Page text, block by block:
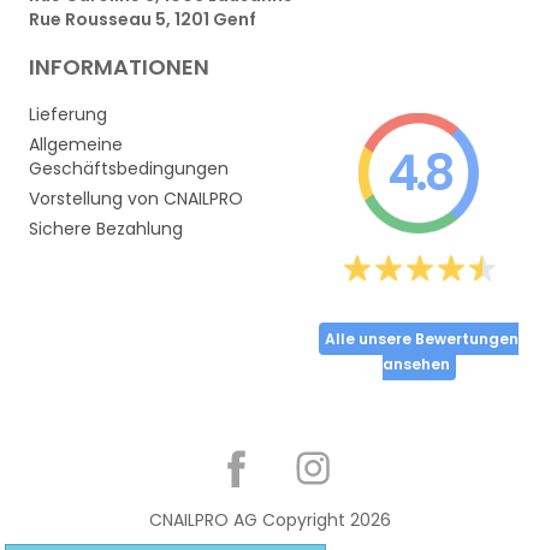
Rue Rousseau 5, 1201 Genf
INFORMATIONEN
Lieferung
Allgemeine
Geschäftsbedingungen
Vorstellung von CNAILPRO
Sichere Bezahlung
4.8
Alle unsere Bewertungen
ansehen
CNAILPRO AG Copyright 2026